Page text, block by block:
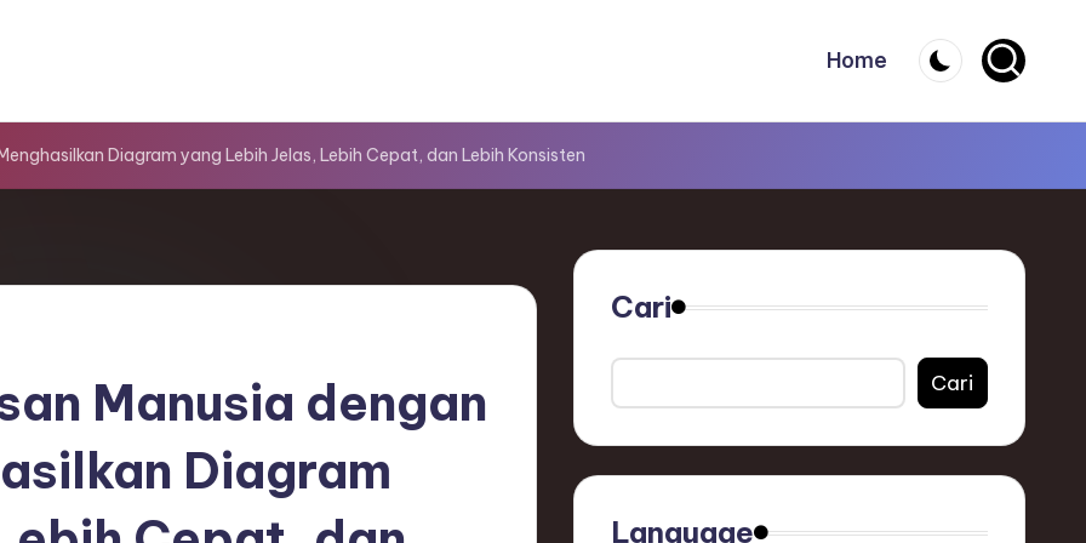
Home
Diagram yang Lebih Jelas, Lebih Cepat, dan Lebih Konsisten
Manusia dengan
Diagram
Cari
Cari
Language